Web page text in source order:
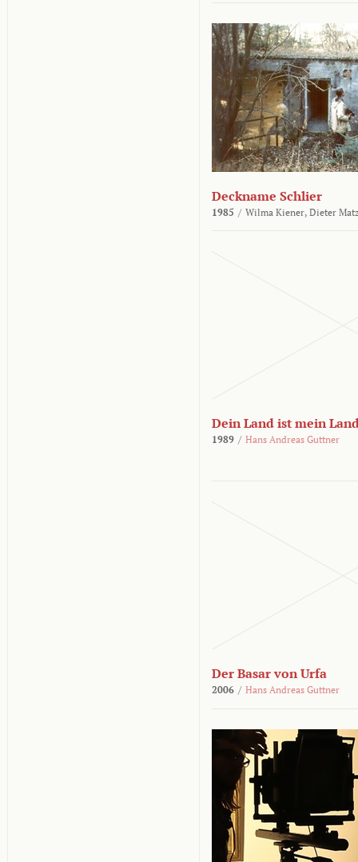
Deckname Schlier
1985 / Wilma Kiener, Dieter
Dein Land ist mein
1989 / Hans Andreas Guttner
Der Basar von Urfa
2006 / Hans Andreas Guttner